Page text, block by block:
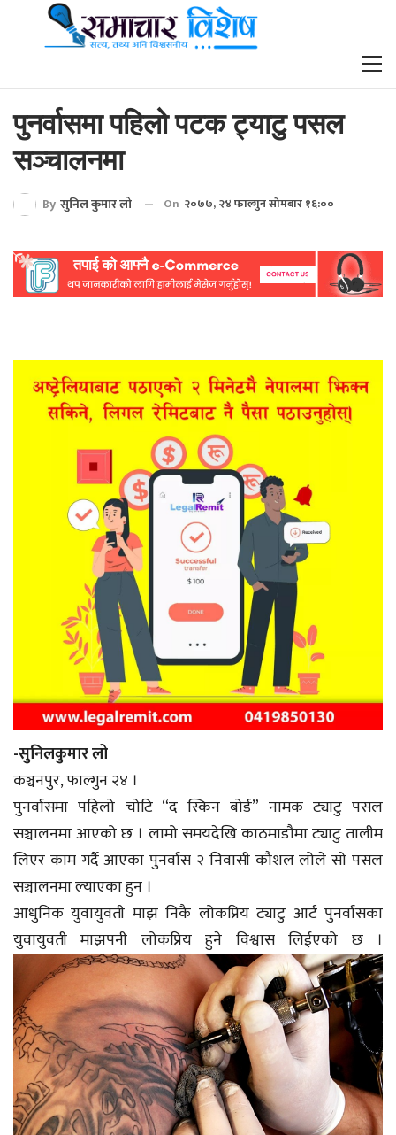
पुनर्वासमा पहिलो पटक ट्याटु पसल
सञ्चालनमा
By सुनिल कुमार लो On २०७७, २४ फाल्गुन सोमबार १६:००
-सुनिलकुमार लो
कञ्चनपुर, फाल्गुन २४ ।
पुनर्वासमा पहिलो चोटि “द स्किन बोर्ड” नामक ट्याटु पसल
सञ्चालनमा आएको छ । लामो समयदेखि काठमाडौमा ट्याटु तालीम
लिएर काम गर्दै आएका पुनर्वास २ निवासी कौशल लोले सो पसल
सञ्चालनमा ल्याएका हुन ।
आधुनिक युवायुवती माझ निकै लोकप्रिय ट्याटु आर्ट पुनर्वासका
युवायुवती माझपनी लोकप्रिय हुने विश्वास लिईएको छ ।